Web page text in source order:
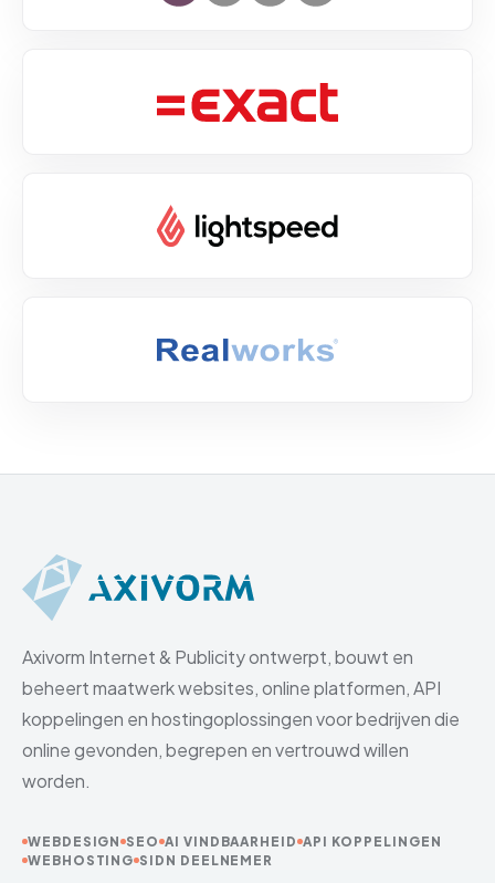
Axivorm Internet & Publicity ontwerpt, bouwt en
beheert maatwerk websites, online platformen, API
koppelingen en hostingoplossingen voor bedrijven die
online gevonden, begrepen en vertrouwd willen
worden.
WEBDESIGN SEO AI VINDBAARHEID API KOPPELINGEN
WEBHOSTING SIDN DEELNEMER